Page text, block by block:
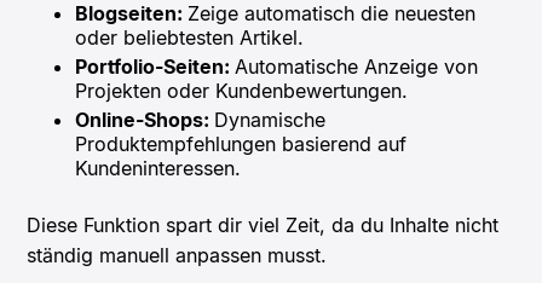
Blogseiten: Zeige automatisch die neuesten
oder beliebtesten Artikel.
Portfolio-Seiten:Automatische Anzeige von
Projekten oder Kundenbewertungen.
Online-Shops: Dynamische
Produktempfehlungen basierend auf
Kundeninteressen.
Diese Funktion spart dir viel Zeit, da du Inhalte nicht
ständig manuell anpassen musst.